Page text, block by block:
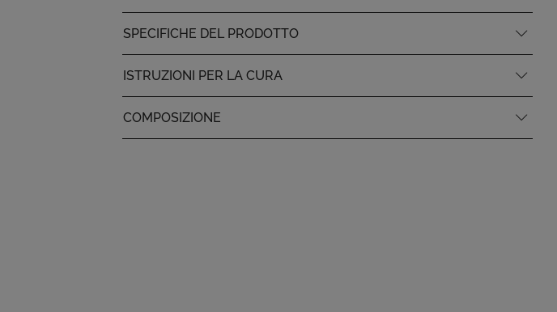
SPECIFICHE DEL PRODOTTO
ISTRUZIONI PER LA CURA
COMPOSIZIONE